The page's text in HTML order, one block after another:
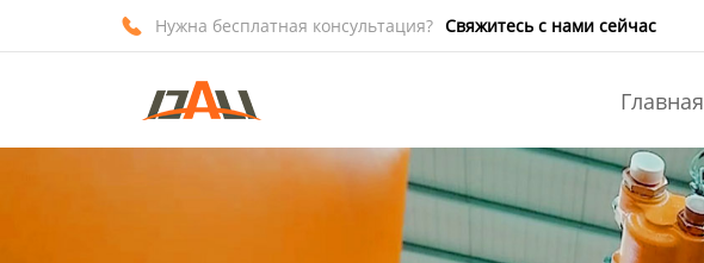
 Нужна бесплатная консультация? Свяжитесь с нами сейчас
Главная
О нас